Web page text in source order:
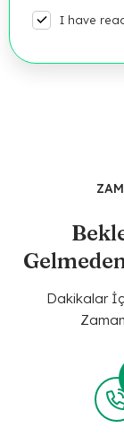
I have
Dakikalar